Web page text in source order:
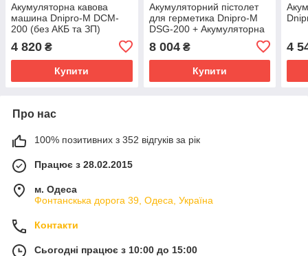
Акумуляторна кавова
машина Dnipro-M DCM-
200 (без АКБ та ЗП)
4 820 ₴
Купити
Акумуляторний пістолет
для герметика Dnipro-M
DSG-200 + Акумуляторна
Зарядний пристрій FC-230
8 004₴
Купити
4
Про нас
100% позитивних з 352 відгуків за рік
Працює з 28.02.2015
м. Одеса
Фонтанскька дорога 39, Одеса, Україна
Контакти
Сьогодні працює з 10:00 до 15:00